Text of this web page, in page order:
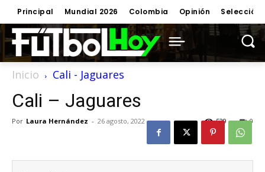
Principal Mundial 2026 Colombia Opinión Selección
Inicio Cali - Jaguares
Cali – Jaguares
Por Laura Hernández - 26 agosto, 2022 0
529